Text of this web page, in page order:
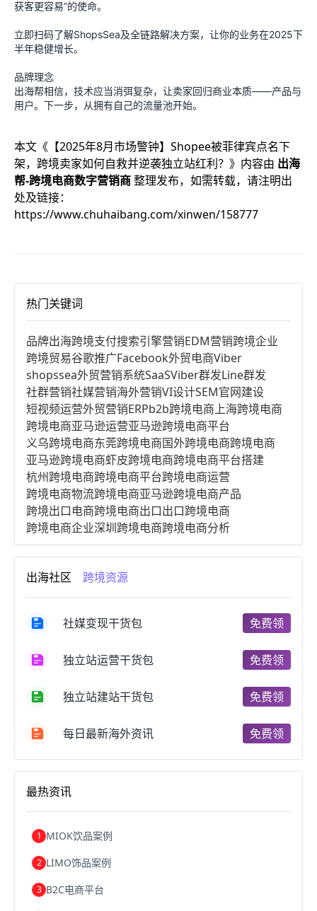
获客更容易”的使命。
立即扫码了解ShopsSea及全链路解决方案，让你的业务在2025下
半年稳健增长。
品牌理念
出海帮相信，技术应当消弭复杂，让卖家回归商业本质——产品与
用户。下一步，从拥有自己的流量池开始。
本文《 【2025年8月市场警钟】Shopee被菲律宾点名下
架，跨境卖家如何自救并逆袭独立站红利？ 》内容由 出海
帮-跨境电商数字营销商整理发布，如需转载，请注明出
处及链接：
https://www.chuhaibang.com/xinwen/158777
热门关键词
品牌出海跨境支付搜索引擎营销EDM营销跨境企业
跨境贸易谷歌推广Facebook外贸电商Viber
shopssea外贸营销系统SaaSViber群发Line群发
社群营销社媒营销海外营销VI设计SEM官网建设
短视频运营外贸营销ERPb2b跨境电商上海跨境电商
跨境电商亚马逊运营亚马逊跨境电商平台
义乌跨境电商东莞跨境电商国外跨境电商跨境电商
亚马逊跨境电商虾皮跨境电商跨境电商平台搭建
杭州跨境电商跨境电商平台跨境电商运营
跨境电商物流跨境电商亚马逊跨境电商产品
跨境出口电商跨境电商出口出口跨境电商
跨境电商企业深圳跨境电商跨境电商分析
进口跨境电商跨境电商服务广州跨境电商
跨境电商市场跨境电商创业跨境电商注册
跨境电商开店跨境电商营销
跨境电商商品个人跨境电商跨境电商案例
郑州跨境电商跨境电商趋势
跨境电商费用美国跨境电商
天津跨境电商东南亚跨境电商
跨境电商b2b阿里巴巴跨境电商
跨境电商关税
跨境电商建站
浙江跨境电商宁波跨境电商跨境电商的模式
跨境电商优势跨境电商的优势
出海社区 跨境资源
社媒变现干货包 免费领
独立站运营干货包 免费领
独立站建站干货包 免费领
每日最新海外资讯 免费领
最热资讯
1 MIOK饮品案例
2 LIMO饰品案例
3 B2C电商平台